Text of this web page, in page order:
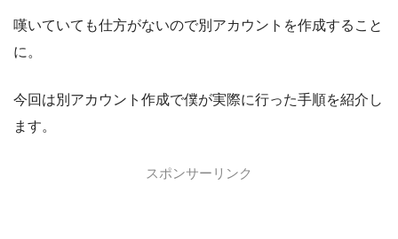
嘆いていても仕方がないので別アカウントを作成すること
に。
今回は別アカウント作成で僕が実際に行った手順を紹介し
ます。
スポンサーリンク